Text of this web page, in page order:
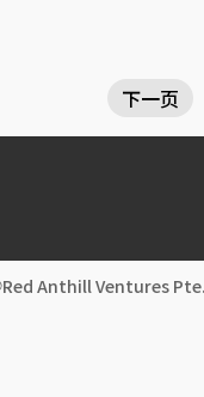
下一页
Red Anthill Ventures